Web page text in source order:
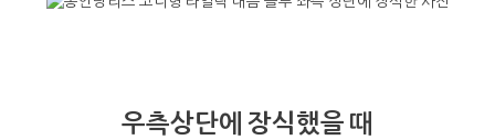
우측상단에 장식했을 때